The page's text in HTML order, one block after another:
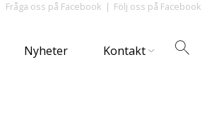
Fråga oss på Facebook Följ oss på Facebook
Nyheter Kontakt